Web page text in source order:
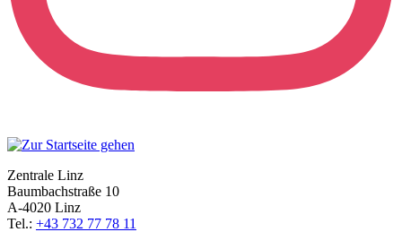
Zentrale Linz
Baumbachstraße 10
A-4020 Linz
Tel.: +43 732 77 78 11